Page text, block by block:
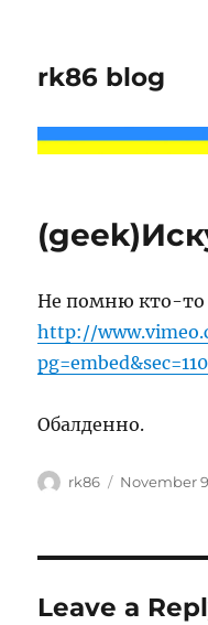
rk86 blog
Не помню кто-то
http://
Обалденно.
Author
rk86
Posted
November
Leave a